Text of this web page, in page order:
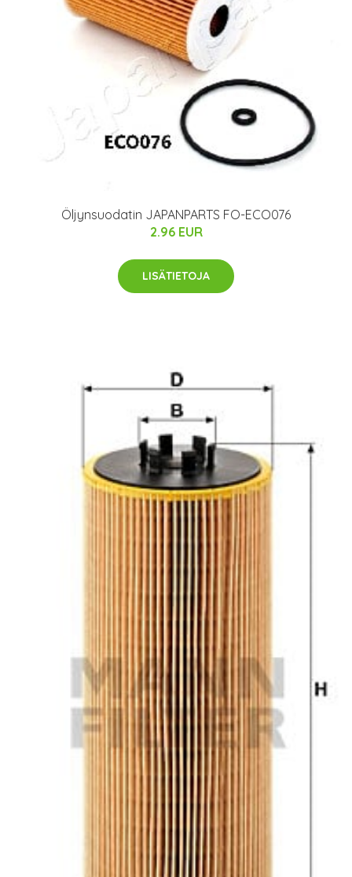
Öljynsuodatin JAPANPARTS FO-ECO076
2.96 EUR
LISÄTIETOJA